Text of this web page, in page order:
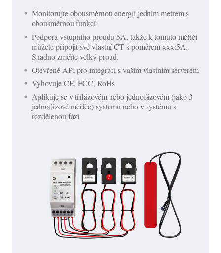
Monitorujte obousměrnou energii jedním metrem s
obousměrnou funkcí
Podpora vstupního proudu 5A, takže k tomuto měřiči
můžete připojit své vlastní CT s poměrem xxx:5A.
Snadno změřte velký proud.
Otevřené API pro integraci s vaším vlastním serverem
Vyhovuje CE, FCC, RoHs
Aplikuje se v třífázovém nebo jednofázovém (jako 3
jednofázové měřiče) systému nebo v systému s
rozdělenou fází